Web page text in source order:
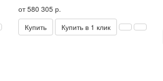
от 580 305 р.
Купить
Купить в 1 клик